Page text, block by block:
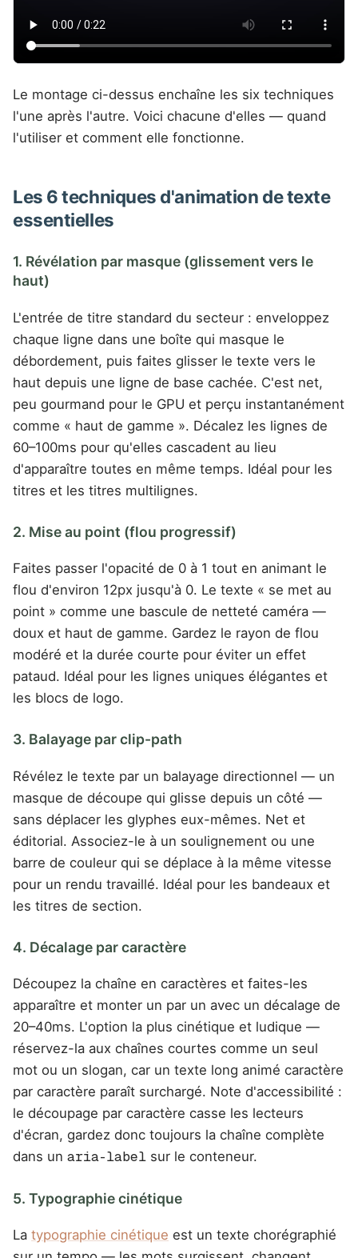
Le montage ci-dessus enchaîne les six techniques
l'une après l'autre. Voici chacune d'elles — quand
l'utiliser et comment elle fonctionne.
Les 6 techniques d'animation de texte
essentielles
1. Révélation par masque (glissement vers le
haut)
L'entrée de titre standard du secteur : enveloppez
chaque ligne dans une boîte qui masque le
débordement, puis faites glisser le texte vers le
haut depuis une ligne de base cachée. C'est net,
peu gourmand pour le GPU et perçu instantanément
comme « haut de gamme ». Décalez les lignes de
60–100ms pour qu'elles cascadent au lieu
d'apparaître toutes en même temps. Idéal pour les
titres et les titres multilignes.
2. Mise au point (flou progressif)
Faites passer l'opacité de 0 à 1 tout en animant le
flou d'environ 12px jusqu'à 0. Le texte « se met au
point » comme une bascule de netteté caméra —
doux et haut de gamme. Gardez le rayon de flou
modéré et la durée courte pour éviter un effet
pataud. Idéal pour les lignes uniques élégantes et
les blocs de logo.
3. Balayage par clip-path
Révélez le texte par un balayage directionnel — un
masque de découpe qui glisse depuis un côté —
sans déplacer les glyphes eux-mêmes. Net et
éditorial. Associez-le à un soulignement ou une
barre de couleur qui se déplace à la même vitesse
pour un rendu travaillé. Idéal pour les bandeaux et
les titres de section.
4. Décalage par caractère
Découpez la chaîne en caractères et faites-les
apparaître et monter un par un avec un décalage de
20–40ms. L'option la plus cinétique et ludique —
réservez-la aux chaînes courtes comme un seul
mot ou un slogan, car un texte long animé caractère
par caractère paraît surchargé. Note d'accessibilité :
le découpage par caractère casse les lecteurs
d'écran, gardez donc toujours la chaîne complète
dans un aria-label sur le conteneur.
5. Typographie cinétique
La typographie cinétique est un texte chorégraphié